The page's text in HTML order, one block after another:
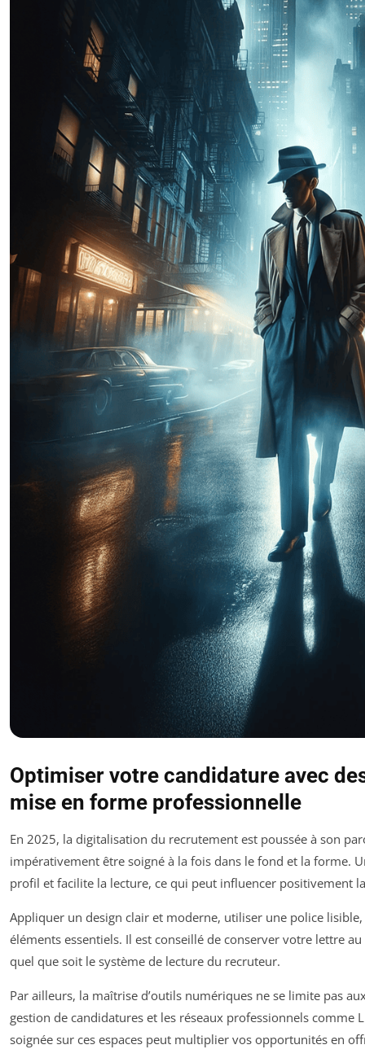
Optimiser votre candidature avec
mise en forme professionnelle
En 2025, la digitalisation du recrutement est poussée à son
impérativement être soigné à la fois dans le fond et la forme.
profil et facilite la lecture, ce qui peut influencer positivement
Appliquer un design clair et moderne, utiliser une police
éléments essentiels. Il est conseillé de conserver votre lettre
quel que soit le système de lecture du recruteur.
Par ailleurs, la maîtrise d’outils numériques ne se limite pas
gestion de candidatures et les réseaux professionnels comme
soignée sur ces espaces peut multiplier vos opportunités en